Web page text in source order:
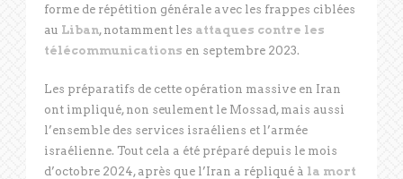
forme de répétition générale avec les frappes ciblées
au Liban, notamment les attaques contre les
télécommunications en septembre 2023.
Les préparatifs de cette opération massive en Iran
ont impliqué, non seulement le Mossad, mais aussi
l’ensemble des services israéliens et l’armée
israélienne. Tout cela a été préparé depuis le mois
d’octobre 2024, après que l’Iran a répliqué à la mort